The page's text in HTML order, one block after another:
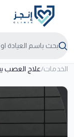
الخدمات/علاج العصب